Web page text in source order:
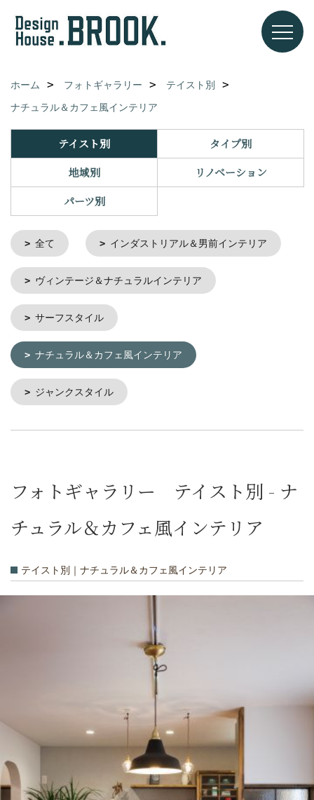
ホーム フォトギャラリー
テイスト別
ナチュラル＆カフェ風インテリア
テイスト別
タイプ別
地域別
リノベーション
パーツ別
全て インダストリアル＆男前インテリア
ヴィンテージ＆ナチュラルインテリア
サーフスタイル
ナチュラル＆カフェ風インテリア
ジャンクスタイル
フォトギャラリー テイスト別 - ナ
チュラル＆カフェ風インテリア
テイスト別｜ナチュラル＆カフェ風インテリア